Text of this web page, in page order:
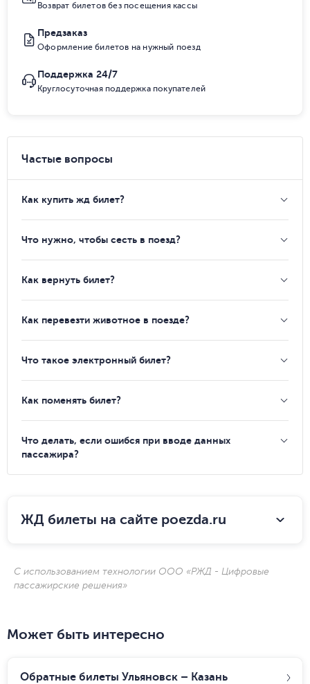
Возврат билетов без посещения кассы
Предзаказ
Оформление билетов на нужный поезд
Поддержка 24/7
Круглосуточная поддержка покупателей
Частые вопросы
Как купить жд билет?
Что нужно, чтобы сесть в поезд?
Как вернуть билет?
Как перевезти животное в поезде?
Что такое электронный билет?
Как поменять билет?
Что делать, если ошибся при вводе данных
пассажира?
ЖД билеты на сайте poezda.ru
С использованием технологии ООО «РЖД - Цифровые
пассажирские решения»
Может быть интересно
Обратные билеты Ульяновск – Казань